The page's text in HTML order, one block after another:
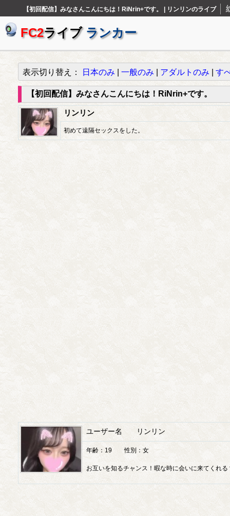
【初回配信】みなさんこんにちは！RiNrin+です。 | リンリンのライブ
FC2ライブ ランカー
表示切り替え： 日本のみ 一般のみ アダルトのみ す
【初回配信】みなさんこんにちは！RiNrin+です。
リンリン
初めて遠隔セックスをした。
ユーザー名 リンリン
年齢：19 性別：女
お互いを知るチャンス！暇な時に会いに来てくれる